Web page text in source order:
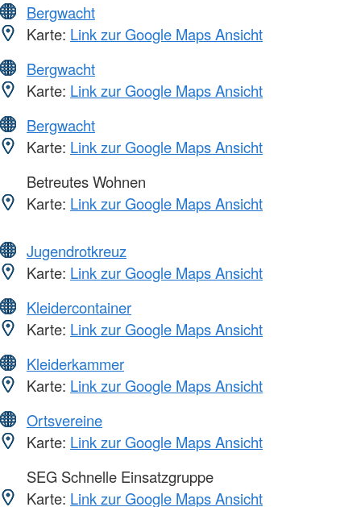
Bergwacht
Karte: Link zur Google Maps Ansicht
Bergwacht
Karte: Link zur Google Maps Ansicht
Bergwacht
Karte: Link zur Google Maps Ansicht
Betreutes Wohnen
Karte: Link zur Google Maps Ansicht
Jugendrotkreuz
Karte: Link zur Google Maps Ansicht
Kleidercontainer
Karte: Link zur Google Maps Ansicht
Kleiderkammer
Karte: Link zur Google Maps Ansicht
Ortsvereine
Karte: Link zur Google Maps Ansicht
SEG Schnelle Einsatzgruppe
Karte: Link zur Google Maps Ansicht